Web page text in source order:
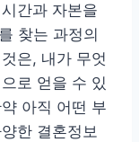
간과 자본을
찾는 과정의
은, 내가 무엇
로 얻을 수 있
아직 어떤 부
한 결혼정보